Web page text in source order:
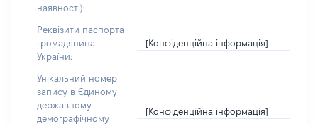
наявності):
Реквізити паспорта
громадянина
України:
[Конфіденційна інформація]
Унікальний номер
запису в Єдиному
державному
демографічному
[Конфіденційна інформація]